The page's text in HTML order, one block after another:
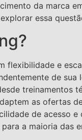
da marca
essa
flexibilidade e
de
treinamentos
as ofertas
de acesso
a maioria das